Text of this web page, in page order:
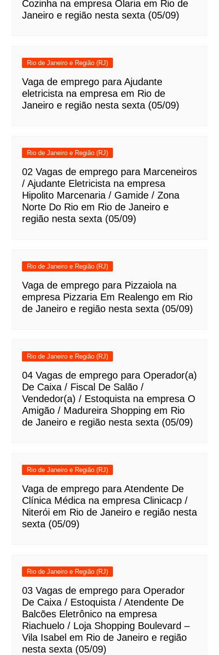
Cozinha na empresa Olaria em Rio de
Janeiro e região nesta sexta (05/09)
Rio de Janeiro e Região (RJ)
Vaga de emprego para Ajudante
eletricista na empresa em Rio de
Janeiro e região nesta sexta (05/09)
Rio de Janeiro e Região (RJ)
02 Vagas de emprego para Marceneiros
/ Ajudante Eletricista na empresa
Hipolito Marcenaria / Gamide / Zona
Norte Do Rio em Rio de Janeiro e
região nesta sexta (05/09)
Rio de Janeiro e Região (RJ)
Vaga de emprego para Pizzaiola na
empresa Pizzaria Em Realengo em Rio
de Janeiro e região nesta sexta (05/09)
Rio de Janeiro e Região (RJ)
04 Vagas de emprego para Operador(a)
De Caixa / Fiscal De Salão /
Vendedor(a) / Estoquista na empresa O
Amigão / Madureira Shopping em Rio
de Janeiro e região nesta sexta (05/09)
Rio de Janeiro e Região (RJ)
Vaga de emprego para Atendente De
Clínica Médica na empresa Clinicacp /
Niterói em Rio de Janeiro e região nesta
sexta (05/09)
Rio de Janeiro e Região (RJ)
03 Vagas de emprego para Operador
De Caixa / Estoquista / Atendente De
Balcões Eletrônico na empresa
Riachuelo / Loja Shopping Boulevard –
Vila Isabel em Rio de Janeiro e região
nesta sexta (05/09)